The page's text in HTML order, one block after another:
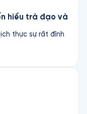
hiểu trà đạo và
thực sự rất đỉnh